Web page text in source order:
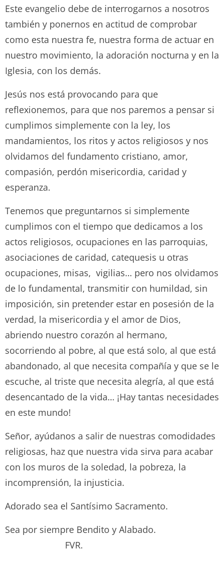
Este evangelio debe de interrogarnos a nosotros
también y ponernos en actitud de comprobar
como esta nuestra fe, nuestra forma de actuar en
nuestro movimiento, la adoración nocturna y en la
Iglesia, con los demás.
Jesús nos está provocando para que
reflexionemos, para que nos paremos a pensar si
cumplimos simplemente con la ley, los
mandamientos, los ritos y actos religiosos y nos
olvidamos del fundamento cristiano, amor,
compasión, perdón misericordia, caridad y
esperanza.
Tenemos que preguntarnos si simplemente
cumplimos con el tiempo que dedicamos a los
actos religiosos, ocupaciones en las parroquias,
asociaciones de caridad, catequesis u otras
ocupaciones, misas, vigilias… pero nos olvidamos
de lo fundamental, transmitir con humildad, sin
imposición, sin pretender estar en posesión de la
verdad, la misericordia y el amor de Dios,
abriendo nuestro corazón al hermano,
socorriendo al pobre, al que está solo, al que está
abandonado, al que necesita compañía y que se le
escuche, al triste que necesita alegría, al que está
desencantado de la vida… ¡Hay tantas necesidades
en este mundo!
Señor, ayúdanos a salir de nuestras comodidades
religiosas, haz que nuestra vida sirva para acabar
con los muros de la soledad, la pobreza, la
incomprensión, la injusticia.
Adorado sea el Santísimo Sacramento.
Sea por siempre Bendito y Alabado.
FVR.